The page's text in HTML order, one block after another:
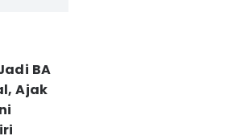
BA
Ajak